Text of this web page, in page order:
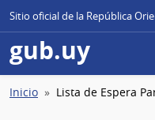
Sitio oficial de la República
gub.uy
Ruta
Inicio Lista de Espera